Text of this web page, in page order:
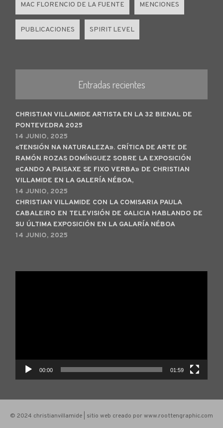
MAC FLORENCIO DE LA FUENTE MENCIONES
PUBLICACIONES SPIRIT LEVEL
Entradas recientes
CHRISTIAN VILLAMIDE ARTISTA EN LA 32 BIENAL DE
PONTEVEDRA 2025
14 JUNIO, 2025
«TENSIÓN NA NATURALEZA». CRÍTICA DE ARTE DE
RAMÓN ROZAS DOMÍNGUEZ SOBRE LA EXPOSICIÓN
«CANDO A PAISAXE SE FIXO VERBA» DE CHRISTIAN
VILLAMIDE EN LA GALERÍA NÉBOA,
14 JUNIO, 2025
CHRISTIAN VILLAMIDE CON LA COMISARIA PAULA
CABALEIRO EN TELEVISIÓN DE GALICIA HABLANDO DE
SU ÚLTIMA EXPOSICIÓN EN LA GALARÍA NÉBOA
14 JUNIO, 2025
00:00 01:59
© 2024 christianvillamide | sitio web creado por www.roottengraphic.com